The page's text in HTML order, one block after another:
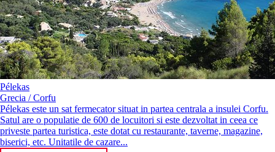
Pélekas
Grecia / Corfu
Pélekas este un sat fermecator situat in partea centrala a insulei Corfu.
Satul are o populatie de 600 de locuitori si este dezvoltat in ceea ce
priveste partea turistica, este dotat cu restaurante, taverne, magazine,
biserici, etc. Unitatile de cazare...